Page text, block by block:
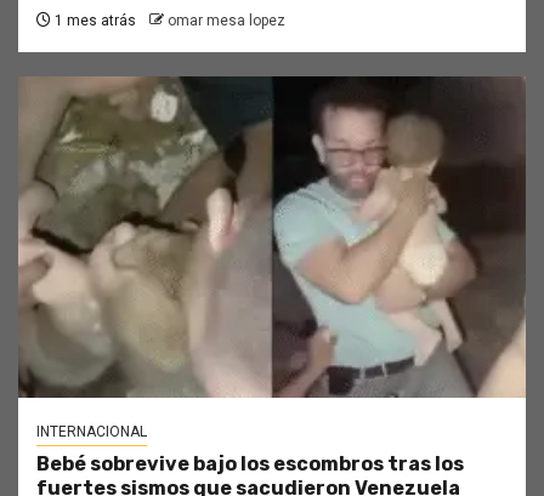
1 mes atrás omar mesa lopez
INTERNACIONAL
Bebé sobrevive bajo los escombros tras los
fuertes sismos que sacudieron Venezuela